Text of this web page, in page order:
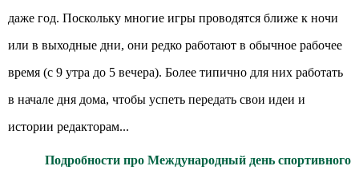
даже год. Поскольку многие игры проводятся ближе к ночи
или в выходные дни, они редко работают в обычное рабочее
время (с 9 утра до 5 вечера). Более типично для них работать
в начале дня дома, чтобы успеть передать свои идеи и
истории редакторам...
Подробности про Международный день спортивного